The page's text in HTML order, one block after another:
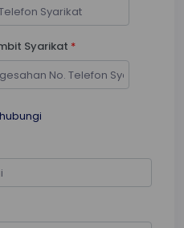
Syarikat *